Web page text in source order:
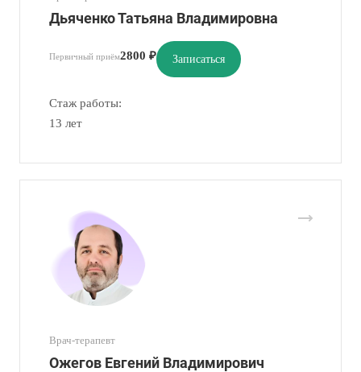
Дьяченко Татьяна Владимировна
Первичный приём2800 ₽ Записаться
Стаж работы:
13 лет
Врач-терапевт
Ожегов Евгений Владимирович